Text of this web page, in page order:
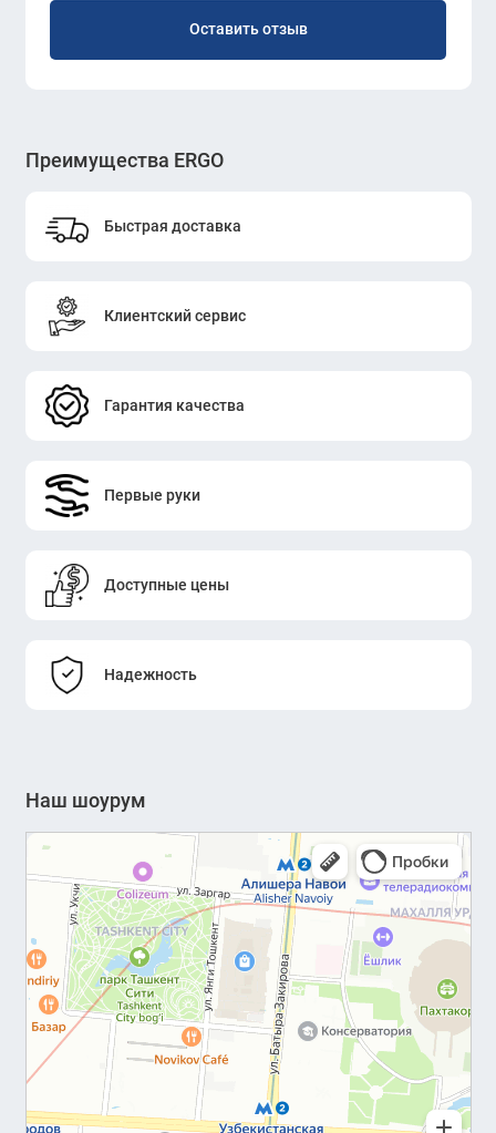
Оставить отзыв
Преимущества ERGO
Быстрая доставка
Клиентский сервис
Гарантия качества
Первые руки
Доступные цены
Надежность
Наш шоурум